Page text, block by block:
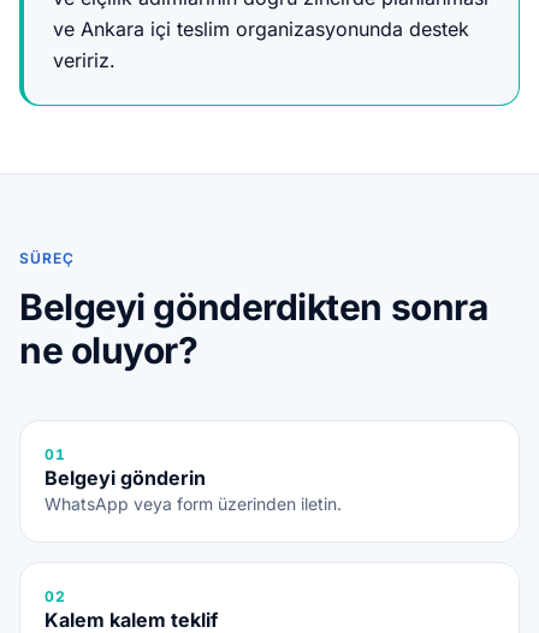
ve Ankara içi teslim organizasyonunda destek
veririz.
SÜREÇ
Belgeyi gönderdikten sonra
ne oluyor?
01
Belgeyi gönderin
WhatsApp veya form üzerinden iletin.
02
Kalem kalem teklif